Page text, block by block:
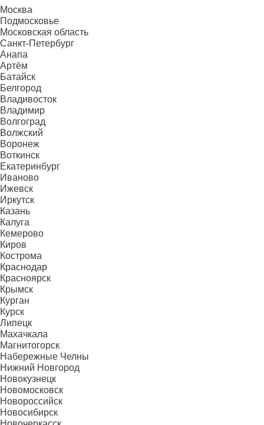
Москва
Подмосковье
Московская область
Санкт-Петербург
Анапа
Артём
Батайск
Белгород
Владивосток
Владимир
Волгоград
Волжский
Воронеж
Воткинск
Екатеринбург
Иваново
Ижевск
Иркутск
Казань
Калуга
Кемерово
Киров
Кострома
Краснодар
Красноярск
Крымск
Курган
Курск
Липецк
Махачкала
Магнитогорск
Набережные Челны
Нижний Новгород
Новокузнецк
Новомосковск
Новороссийск
Новосибирск